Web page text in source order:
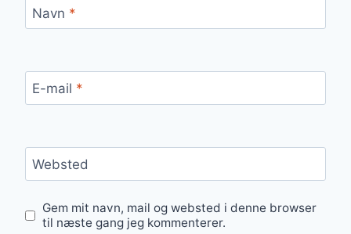
Navn *
E-mail *
Websted
Gem mit navn, mail og websted i denne browser
til næste gang jeg kommenterer.